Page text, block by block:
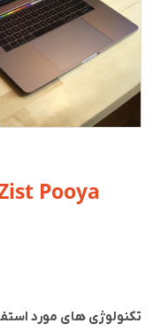
Pooya
تکنولوژی های مورد